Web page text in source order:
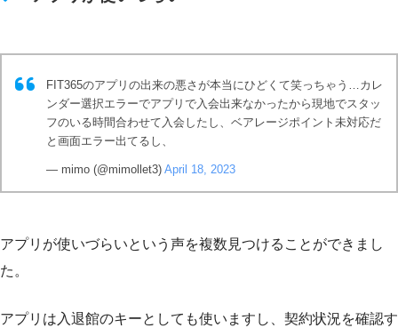
FIT365のアプリの出来の悪さが本当にひどくて笑っちゃう…カレ
ンダー選択エラーでアプリで入会出来なかったから現地でスタッ
フのいる時間合わせて入会したし、ベアレージポイント未対応だ
と画面エラー出てるし、
— mimo (@mimollet3) April 18, 2023
アプリが使いづらいという声を複数見つけることができまし
た。
アプリは入退館のキーとしても使いますし、契約状況を確認す